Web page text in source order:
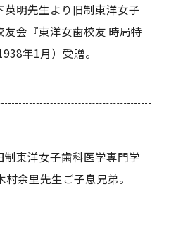
英明先生より旧制東洋女子
会『東洋女歯校友 時局特
年1月）受贈。
東洋女子歯科医学専門学
余里先生ご子息兄弟。